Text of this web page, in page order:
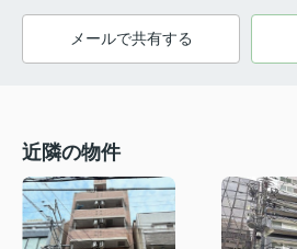
メールで共有する
近隣の物件